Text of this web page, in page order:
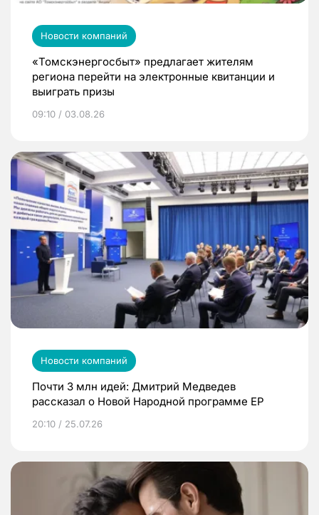
Новости компаний
«Томскэнергосбыт» предлагает жителям
региона перейти на электронные квитанции и
выиграть призы
09:10 / 03.08.26
Новости компаний
Почти 3 млн идей: Дмитрий Медведев
рассказал о Новой Народной программе ЕР
20:10 / 25.07.26